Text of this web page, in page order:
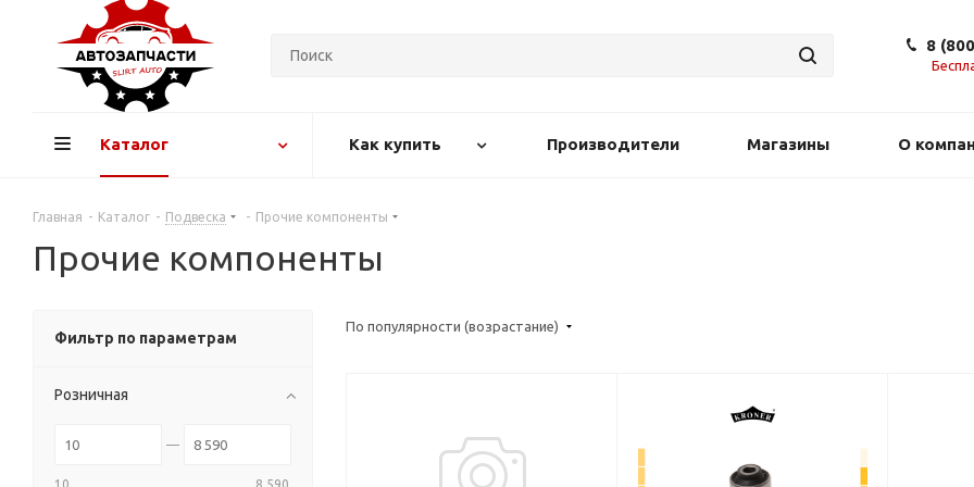
8
Каталог Как купить Производители Магазины О
Главная - Каталог - Подвеска - Прочие компоненты
Прочие компоненты
По популярности (возрастание)
Фильтр по параметрам
Розничная